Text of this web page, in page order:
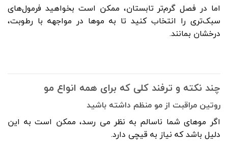
اما در فصل گرم‌تر تابستان، ممکن است بخواهید فرمول‌های
سبک‌تری را انتخاب کنید تا به موها در مواجهه با رطوبت،
درخشان بمانند.
چند نکته و ترفند کلی که برای همه انواع مو
روتین مراقبت از مو منظم داشته باشید
اگر موهای شما ناسالم به نظر می رسد، ممکن است به این
دلیل باشد که نیاز به قیچی دارد.